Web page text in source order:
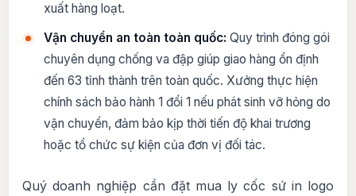
xuất hàng loạt.
Vận chuyển an toàn toàn quốc: Quy trình đóng gói
chuyên dụng chống va đập giúp giao hàng ổn định
đến 63 tỉnh thành trên toàn quốc. Xưởng thực hiện
chính sách bảo hành 1 đổi 1 nếu phát sinh vỡ hỏng do
vận chuyển, đảm bảo kịp thời tiến độ khai trương
hoặc tổ chức sự kiện của đơn vị đối tác.
Quý doanh nghiệp cần đặt mua ly cốc sứ in logo